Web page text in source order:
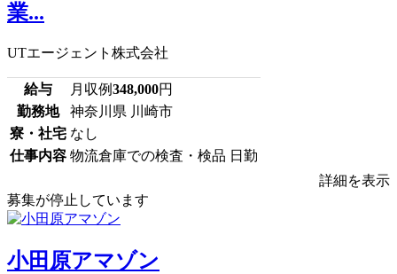
業...
UTエージェント株式会社
給与 月収例348,000円
勤務地
神奈川県 川崎市
寮・社宅 なし
仕事内容 物流倉庫での検査・検品 日勤
詳細を表示
募集が停止しています
小田原アマゾン